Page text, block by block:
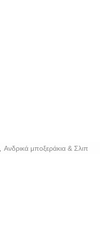
Ανδρικά μποξεράκια & Σλιπ